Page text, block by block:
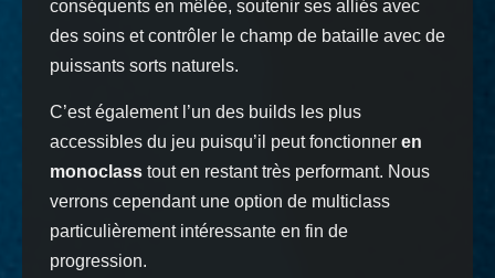
conséquents en mêlée, soutenir ses alliés avec
des soins et contrôler le champ de bataille avec de
puissants sorts naturels.
C’est également l’un des builds les plus
accessibles du jeu puisqu’il peut fonctionner en
monoclass tout en restant très performant. Nous
verrons cependant une option de multiclass
particulièrement intéressante en fin de
progression.